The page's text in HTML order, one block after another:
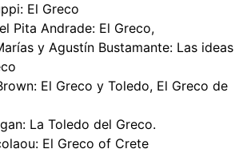
El Greco
Pita Andrade: El Greco,
y Agustín Bustamante: Las ideas
El Greco y Toledo, El Greco de
La Toledo del Greco.
El Greco of Crete